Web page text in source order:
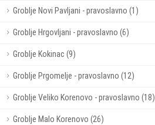
Groblje Novi Pavljani - pravoslavno (1)
Groblje Hrgovljani - pravoslavno (6)
Groblje Kokinac (9)
Groblje Prgomelje - pravoslavno (12)
Groblje Veliko Korenovo - pravoslavno (18)
Groblje Malo Korenovo (26)